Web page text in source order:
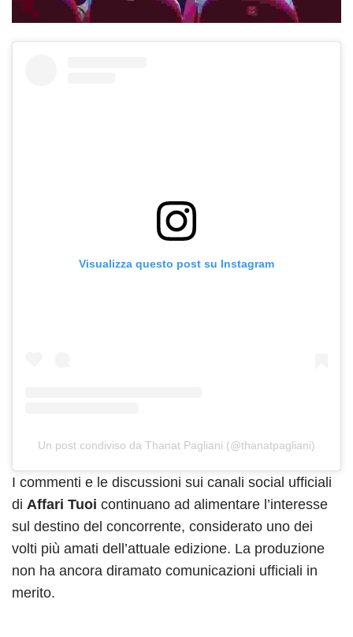
Visualizza questo post su Instagram
Un post condiviso da Thanat Pagliani (@thanatpagliani)
I commenti e le discussioni sui canali social ufficiali
di Affari Tuoi continuano ad alimentare l’interesse
sul destino del concorrente, considerato uno dei
volti più amati dell’attuale edizione. La produzione
non ha ancora diramato comunicazioni ufficiali in
merito.